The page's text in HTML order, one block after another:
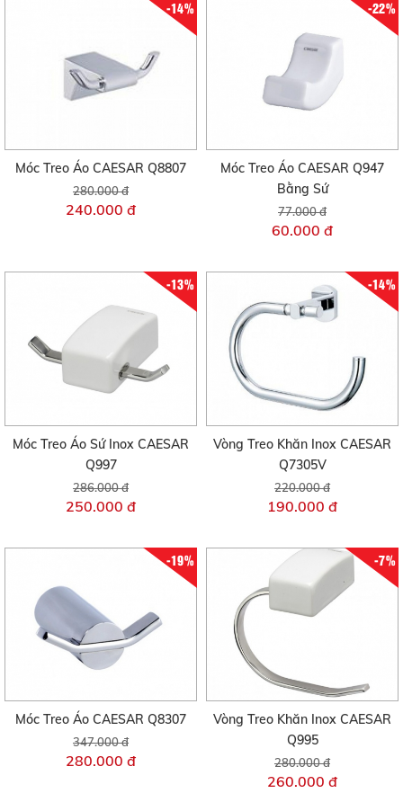
-14%
Móc Treo Áo CAESAR Q8807
280.000 đ
240.000 đ
-22%
Móc Treo Áo CAESAR Q947
Bằng Sứ
77.000 đ
60.000 đ
-13%
Móc Treo Áo Sứ Inox CAESAR
Q997
286.000 đ
250.000 đ
-14%
Vòng Treo Khăn Inox CAESAR
Q7305V
220.000 đ
190.000 đ
-19%
Móc Treo Áo CAESAR Q8307
347.000 đ
280.000 đ
-7%
Vòng Treo Khăn Inox CAESAR
Q995
280.000 đ
260.000 đ